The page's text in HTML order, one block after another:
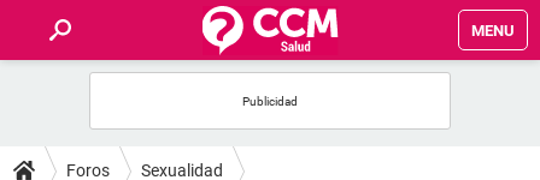
MENU
FOROS
Foros Sexualidad